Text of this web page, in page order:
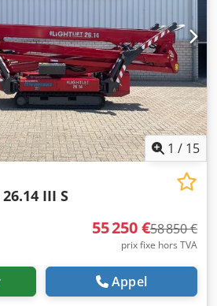
1 / 15
III S
55 250 €58 850 €
prix fixe hors TVA
Appel